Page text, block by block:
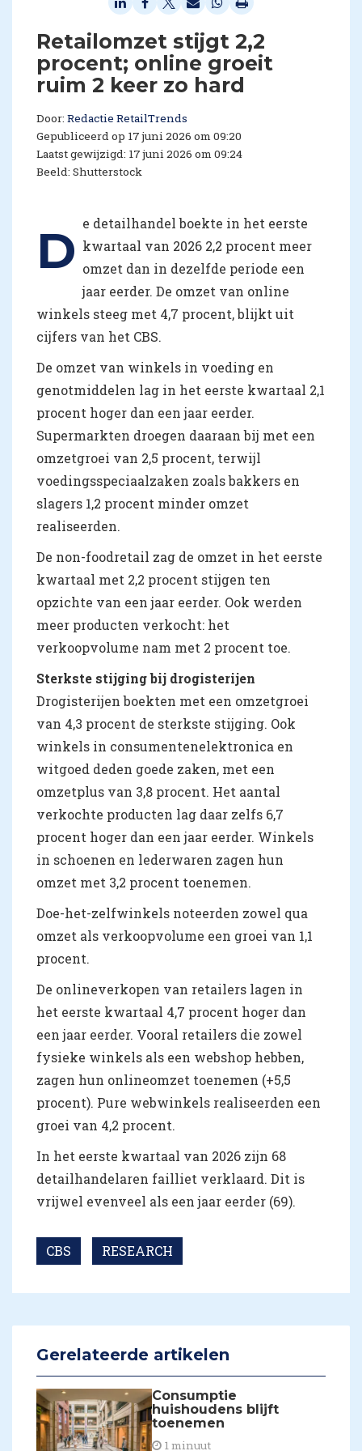
Retailomzet stijgt 2,2
procent; online groeit
ruim 2 keer zo hard
Door: Redactie RetailTrends
Gepubliceerd op 17 juni 2026 om 09:20
Laatst gewijzigd: 17 juni 2026 om 09:24
Beeld: Shutterstock
D e detailhandel boekte in het eerste
kwartaal van 2026 2,2 procent meer
omzet dan in dezelfde periode een
jaar eerder. De omzet van online
winkels steeg met 4,7 procent, blijkt uit
cijfers van het CBS.
De omzet van winkels in voeding en
genotmiddelen lag in het eerste kwartaal 2,1
procent hoger dan een jaar eerder.
Supermarkten droegen daaraan bij met een
omzetgroei van 2,5 procent, terwijl
voedingsspeciaalzaken zoals bakkers en
slagers 1,2 procent minder omzet
realiseerden.
De non-foodretail zag de omzet in het eerste
kwartaal met 2,2 procent stijgen ten
opzichte van een jaar eerder. Ook werden
meer producten verkocht: het
verkoopvolume nam met 2 procent toe.
Sterkste stijging bij drogisterijen
Drogisterijen boekten met een omzetgroei
van 4,3 procent de sterkste stijging. Ook
winkels in consumentenelektronica en
witgoed deden goede zaken, met een
omzetplus van 3,8 procent. Het aantal
verkochte producten lag daar zelfs 6,7
procent hoger dan een jaar eerder. Winkels
in schoenen en lederwaren zagen hun
omzet met 3,2 procent toenemen.
Doe-het-zelfwinkels noteerden zowel qua
omzet als verkoopvolume een groei van 1,1
procent.
De onlineverkopen van retailers lagen in
het eerste kwartaal 4,7 procent hoger dan
een jaar eerder. Vooral retailers die zowel
fysieke winkels als een webshop hebben,
zagen hun onlineomzet toenemen (+5,5
procent). Pure webwinkels realiseerden een
groei van 4,2 procent.
In het eerste kwartaal van 2026 zijn 68
detailhandelaren failliet verklaard. Dit is
vrijwel evenveel als een jaar eerder (69).
CBS RESEARCH
Gerelateerde artikelen
Consumptie
huishoudens blijft
toenemen
1 minuut